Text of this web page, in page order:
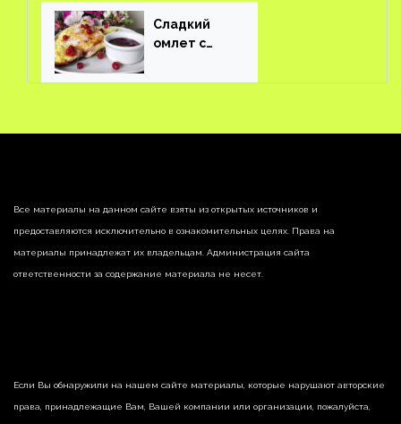
Сладкий
омлет с
Все материалы на данном сайте взяты из открытых источников и
предоставляются исключительно в ознакомительных целях. Права на
материалы принадлежат их владельцам. Администрация сайта
ответственности за содержание материала не несет.
Если Вы обнаружили на нашем сайте материалы, которые нарушают авторские
права, принадлежащие Вам, Вашей компании или организации, пожалуйста,